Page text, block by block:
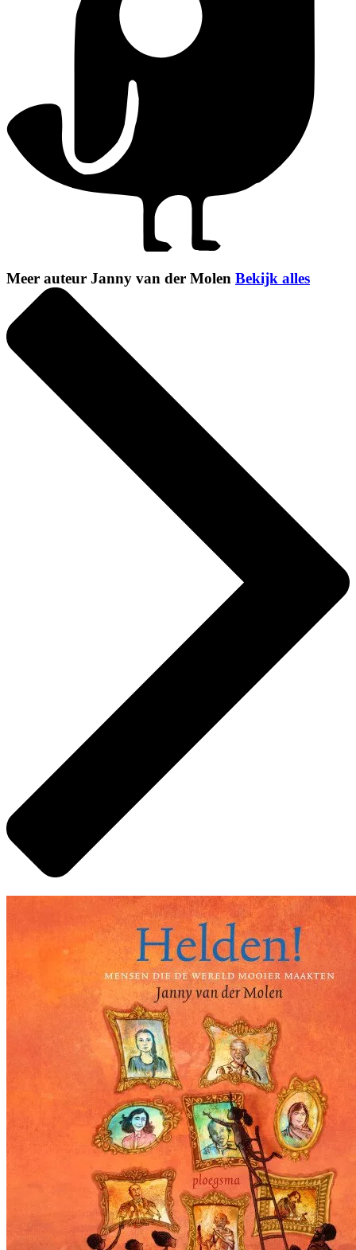
Meer auteur Janny van der Molen Bekijk alles